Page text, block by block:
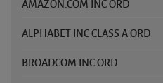
AMAZON.COM INC ORD
ALPHABET INC CLASS A ORD
BROADCOM INC ORD